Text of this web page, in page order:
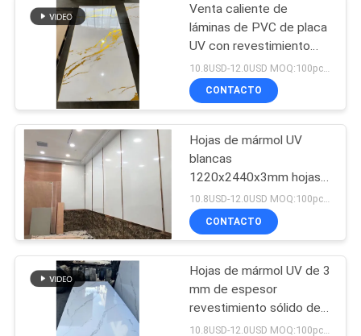
Venta caliente de
láminas de PVC de placa
UV con revestimiento
decorativo de pared de 4
* 8 pies
CONTACTO
Hojas de mármol UV
blancas
1220x2440x3mm hojas
de PVC rígidas 3mm
10.8USD-12.0USD MOQ:100pcs/color
CONTACTO
Hojas de mármol UV de 3
mm de espesor
revestimiento sólido de
PVC para el fondo
10.8USD-12.0USD MOQ:100pcs/color